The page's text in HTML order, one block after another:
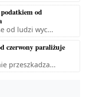
od
od ludzi wyc...
czerwony paraliżuje
przeszkadza...